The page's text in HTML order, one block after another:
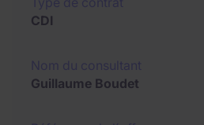
CDI
Guillaume Boudet